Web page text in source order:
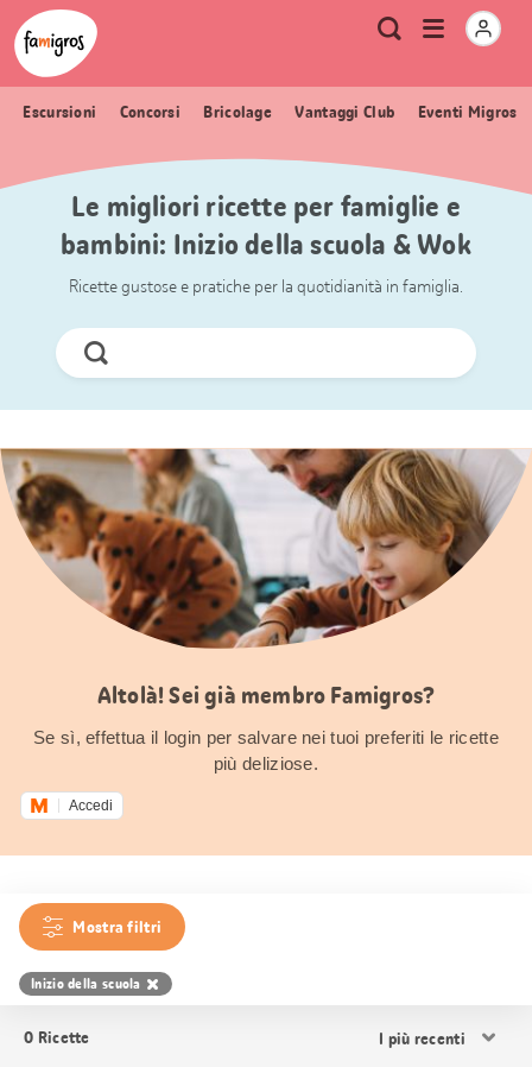
Navigazione
segnalibri
Header
Logo Metanavigazione
Ricerca
Apri
menu
Escursioni Concorsi Bricolage Vantaggi Club Eventi Migros
Le migliori ricette per famiglie e
bambini: Inizio della scuola & Wok
Ricette gustose e pratiche per la quotidianità in famiglia.
Cerca
ora
Altolà! Sei già membro Famigros?
Se sì, effettua il login per salvare nei tuoi preferiti le ricette
più deliziose.
Accedi
Mostra filtri
Inizio della scuola
0 Ricette
i